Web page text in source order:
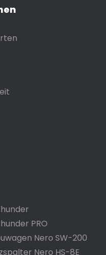
PRO
Nero SW-200
Nero HS-8E